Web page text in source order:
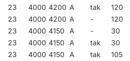
23
4000 4200 A tak 120
23
4000 4200 A - 120
23
4000 4150 A - 30
23
4000 4150 A tak 30
23
4000 4150 A tak 105